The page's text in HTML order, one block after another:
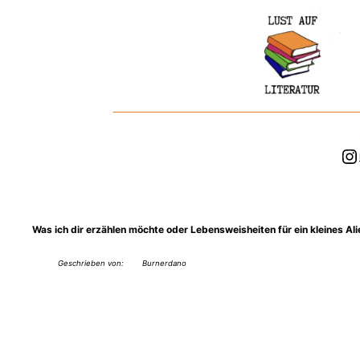
Was ich dir erzählen möchte oder Lebensweisheiten für ein kleines
Geschrieben von: Burnerdano